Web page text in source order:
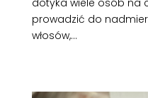
prowadzić do
włosów,...